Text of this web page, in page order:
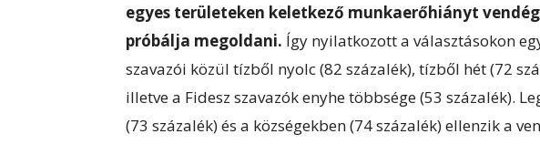
egyes területeken keletkező munkaerőhiányt
próbálja megoldani. Így nyilatkozott a választásokon
szavazói közül tízből nyolc (82 százalék), tízből hét (72
illetve a Fidesz szavazók enyhe többsége (53 százalék).
(73 százalék) és a községekben (74 százalék) ellenzik a